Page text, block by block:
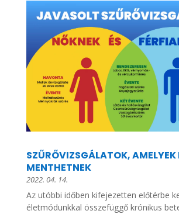
SZŰRŐVIZSGÁLATOK, AMELYEK
MENTHETNEK
2022. 04. 14.
Az utóbbi időben kifejezetten előtérbe
életmódunkkal összefüggő krónikus